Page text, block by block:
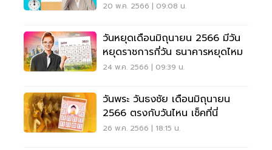
20 พ.ค. 2566 | 09:08 น.
วันหยุดเดือนมิถุนายน 2566 มีวัน
หยุดราชการกี่วัน ธนาคารหยุดไหม
24 พ.ค. 2566 | 09:39 น.
วันพระ วันธงชัย เดือนมิถุนายน
2566 ตรงกับวันไหน เช็คที่นี่
26 พ.ค. 2566 | 18:15 น.